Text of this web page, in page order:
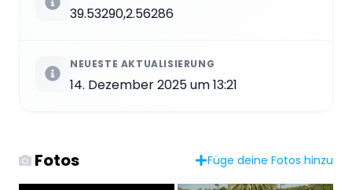
39.53290,2.56286
NEUESTE AKTUALISIERUNG
14. Dezember 2025 um 13:21
Fotos Füge deine Fotos hinzu